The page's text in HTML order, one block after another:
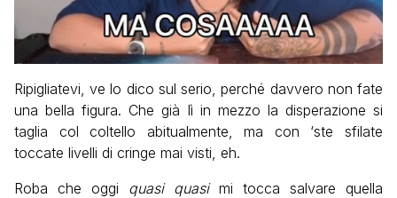
Ripigliatevi, ve lo dico sul serio, perché davvero non fate
una bella figura. Che già lì in mezzo la disperazione si
taglia col coltello abitualmente, ma con ‘ste sfilate
toccate livelli di cringe mai visti, eh.
Roba che oggi quasi quasimi tocca salvare quella